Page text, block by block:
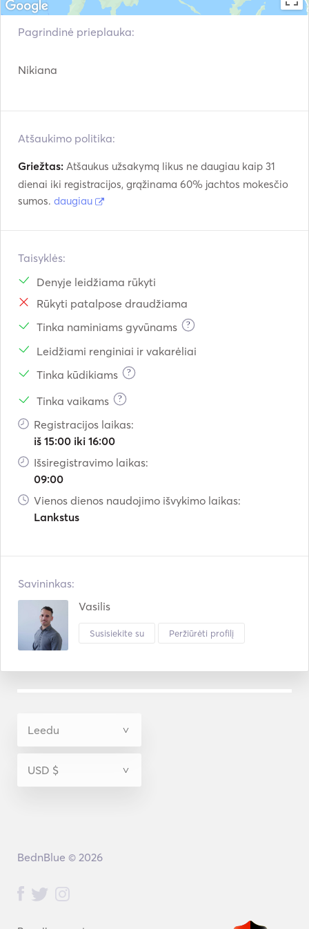
SUP (OPTIONAL AT EURO 100/WEEK) , SEA SCOOTER
EURO 80/WEEK).
Water toys: Snorkelling equipment.
Pagrindinė prieplauka:
Nikiana
Atšaukimo politika:
Griežtas: Atšaukus užsakymą likus ne daugiau kaip 31
dienai iki registracijos, grąžinama 60% jachtos mokesčio
sumos. daugiau
Taisyklės:
Denyje leidžiama rūkyti
Rūkyti patalpose draudžiama
Tinka naminiams gyvūnams
?
Leidžiami renginiai ir vakarėliai
Tinka kūdikiams
?
Tinka vaikams ?
Registracijos laikas:
iš 15:00 iki 16:00
Išsiregistravimo laikas:
09:00
Vienos dienos naudojimo išvykimo laikas:
Lankstus
Savininkas:
Vasilis
Susisiekite su Peržiūrėti profilį
BednBlue © 2026